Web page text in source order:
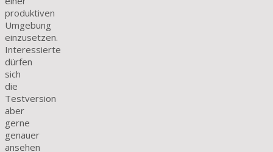
produktiven
Umgebung
einzusetzen.
Interessierte
dürfen
sich
die
Testversion
aber
gerne
genauer
ansehen